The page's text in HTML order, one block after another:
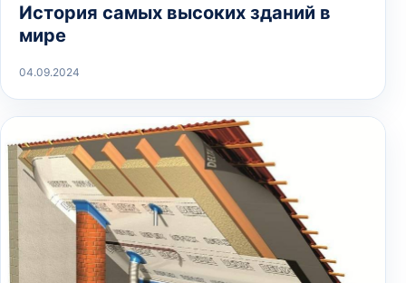
История самых высоких зданий в
мире
04.09.2024